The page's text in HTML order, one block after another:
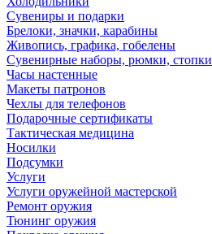
Сувениры и подарки
Брелоки, значки, карабины
Живопись, графика, гобелены
Сувенирные наборы, рюмки, стопки
Часы настенные
Макеты патронов
Чехлы для телефонов
Подарочные сертификаты
Тактическая медицина
Носилки
Подсумки
Услуги
Услуги оружейной мастерской
Ремонт оружия
Тюнинг оружия